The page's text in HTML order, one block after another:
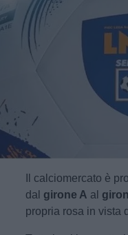
Il calciomercato è
dal girone A al
propria rosa in vista